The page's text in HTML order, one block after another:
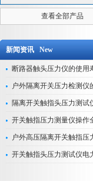
查看全部产品
新闻资讯 New